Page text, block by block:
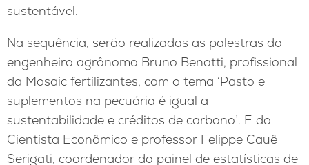
sustentável.
Na sequência, serão realizadas as palestras do
engenheiro agrônomo Bruno Benatti, profissional
da Mosaic fertilizantes, com o tema ‘Pasto e
suplementos na pecuária é igual a
sustentabilidade e créditos de carbono’. E do
Cientista Econômico e professor Felippe Cauê
Serigati, coordenador do painel de estatísticas de